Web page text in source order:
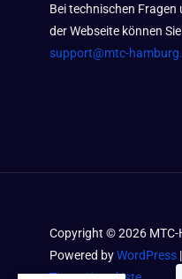
Bei technischen
der Webseite können
support@mtc-
Copyright ©2026
Powered byWordPress